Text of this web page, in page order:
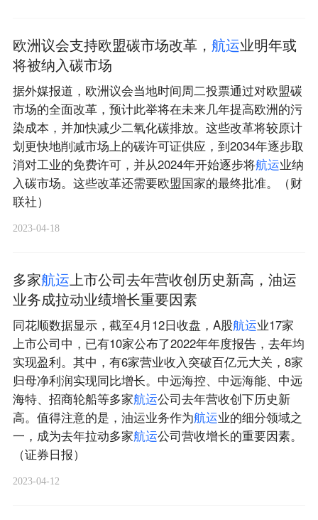
欧洲议会支持欧盟碳市场改革， 航运业明年或
将被纳入碳市场
据外媒报道，欧洲议会当地时间周二投票通过对欧盟碳
市场的全面改革，预计此举将在未来几年提高欧洲的污
染成本，并加快减少二氧化碳排放。这些改革将较原计
划更快地削减市场上的碳许可证供应，到2034年逐步取
消对工业的免费许可，并从2024年开始逐步将航运业纳
入碳市场。这些改革还需要欧盟国家的最终批准。（财
联社）
2023-04-18
多家航运上市公司去年营收创历史新高，油运
业务成拉动业绩增长重要因素
同花顺数据显示，截至4月12日收盘，A股航运业17家
上市公司中，已有10家公布了2022年年度报告，去年均
实现盈利。其中，有6家营业收入突破百亿元大关，8家
归母净利润实现同比增长。中远海控、中远海能、中远
海特、招商轮船等多家航运公司去年营收创下历史新
高。值得注意的是，油运业务作为航运业的细分领域之
一，成为去年拉动多家航运公司营收增长的重要因素。
（证券日报）
2023-04-12